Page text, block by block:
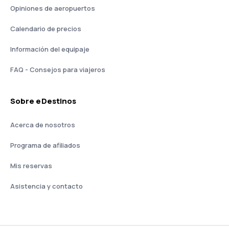
Opiniones de aeropuertos
Calendario de precios
Información del equipaje
FAQ - Consejos para viajeros
Sobre eDestinos
Acerca de nosotros
Programa de afiliados
Mis reservas
Asistencia y contacto